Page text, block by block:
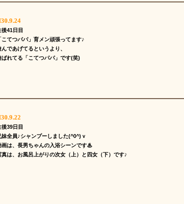
後41日目
こてつパパ」育メン頑張ってます♪
んであげてるというより、
ばれてる「こてつパパ」です(笑)
後39日目
妹全員♪シャンプーしました(^0^)ｖ
画は、長男ちゃんの入浴シーンです♨
真は、お風呂上がりの次女（上）と四女（下）です♪